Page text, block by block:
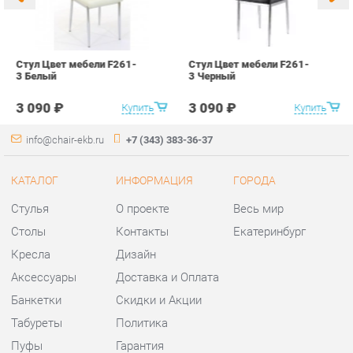
info@chair-ekb.ru
Стулья
Кресла
Аксессуары
Банкетки
Табуреты
Пуфы
Мини-Диваны
Комплектующие
Дизайн
Доставка и Оплата
Скидки и Акции
Политика
Гарантия
Помощь
Весь мир
КОНТАКТЫ
Шоурум и склад самовывоза